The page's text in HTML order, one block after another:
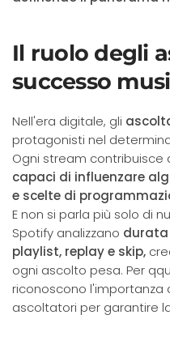
Il ruolo degli
successo
Nell'era digitale, gli
protagonisti nel
Ogni stream contribuisce
capaci di influenzare
e scelte di
E non si parla più solo di
Spotify analizzano
playlist, replay e skip,
ogni ascolto pesa. Per
riconoscono l'importanza
ascoltatori per garantire